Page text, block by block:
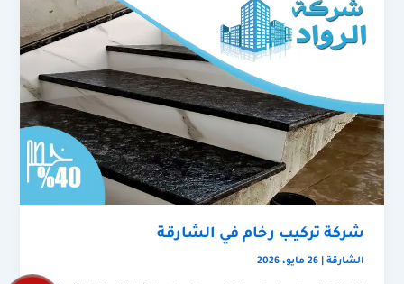
شركة تركيب رخام في الشارقة
الشارقة |26 مايو، 2026